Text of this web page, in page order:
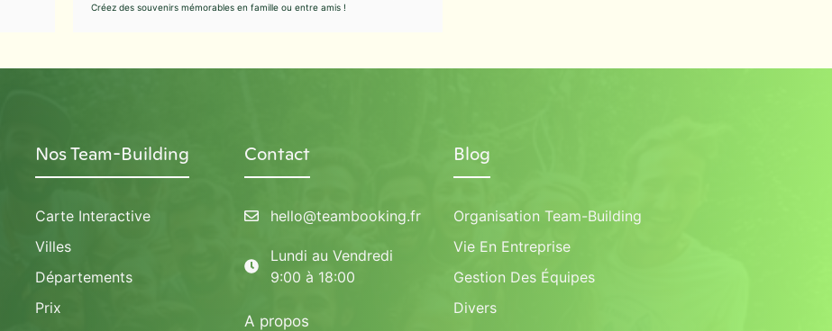
Créez des souvenirs mémorables en famille ou entre amis !
Nos Team-Building
Carte Interactive
Villes
Départements
Prix
Contact
hello@teambooking.fr
Lundi au Vendredi
9:00 à 18:00
A propos
Blog
Organisation Team-Building
Vie En Entreprise
Gestion Des Équipes
Divers